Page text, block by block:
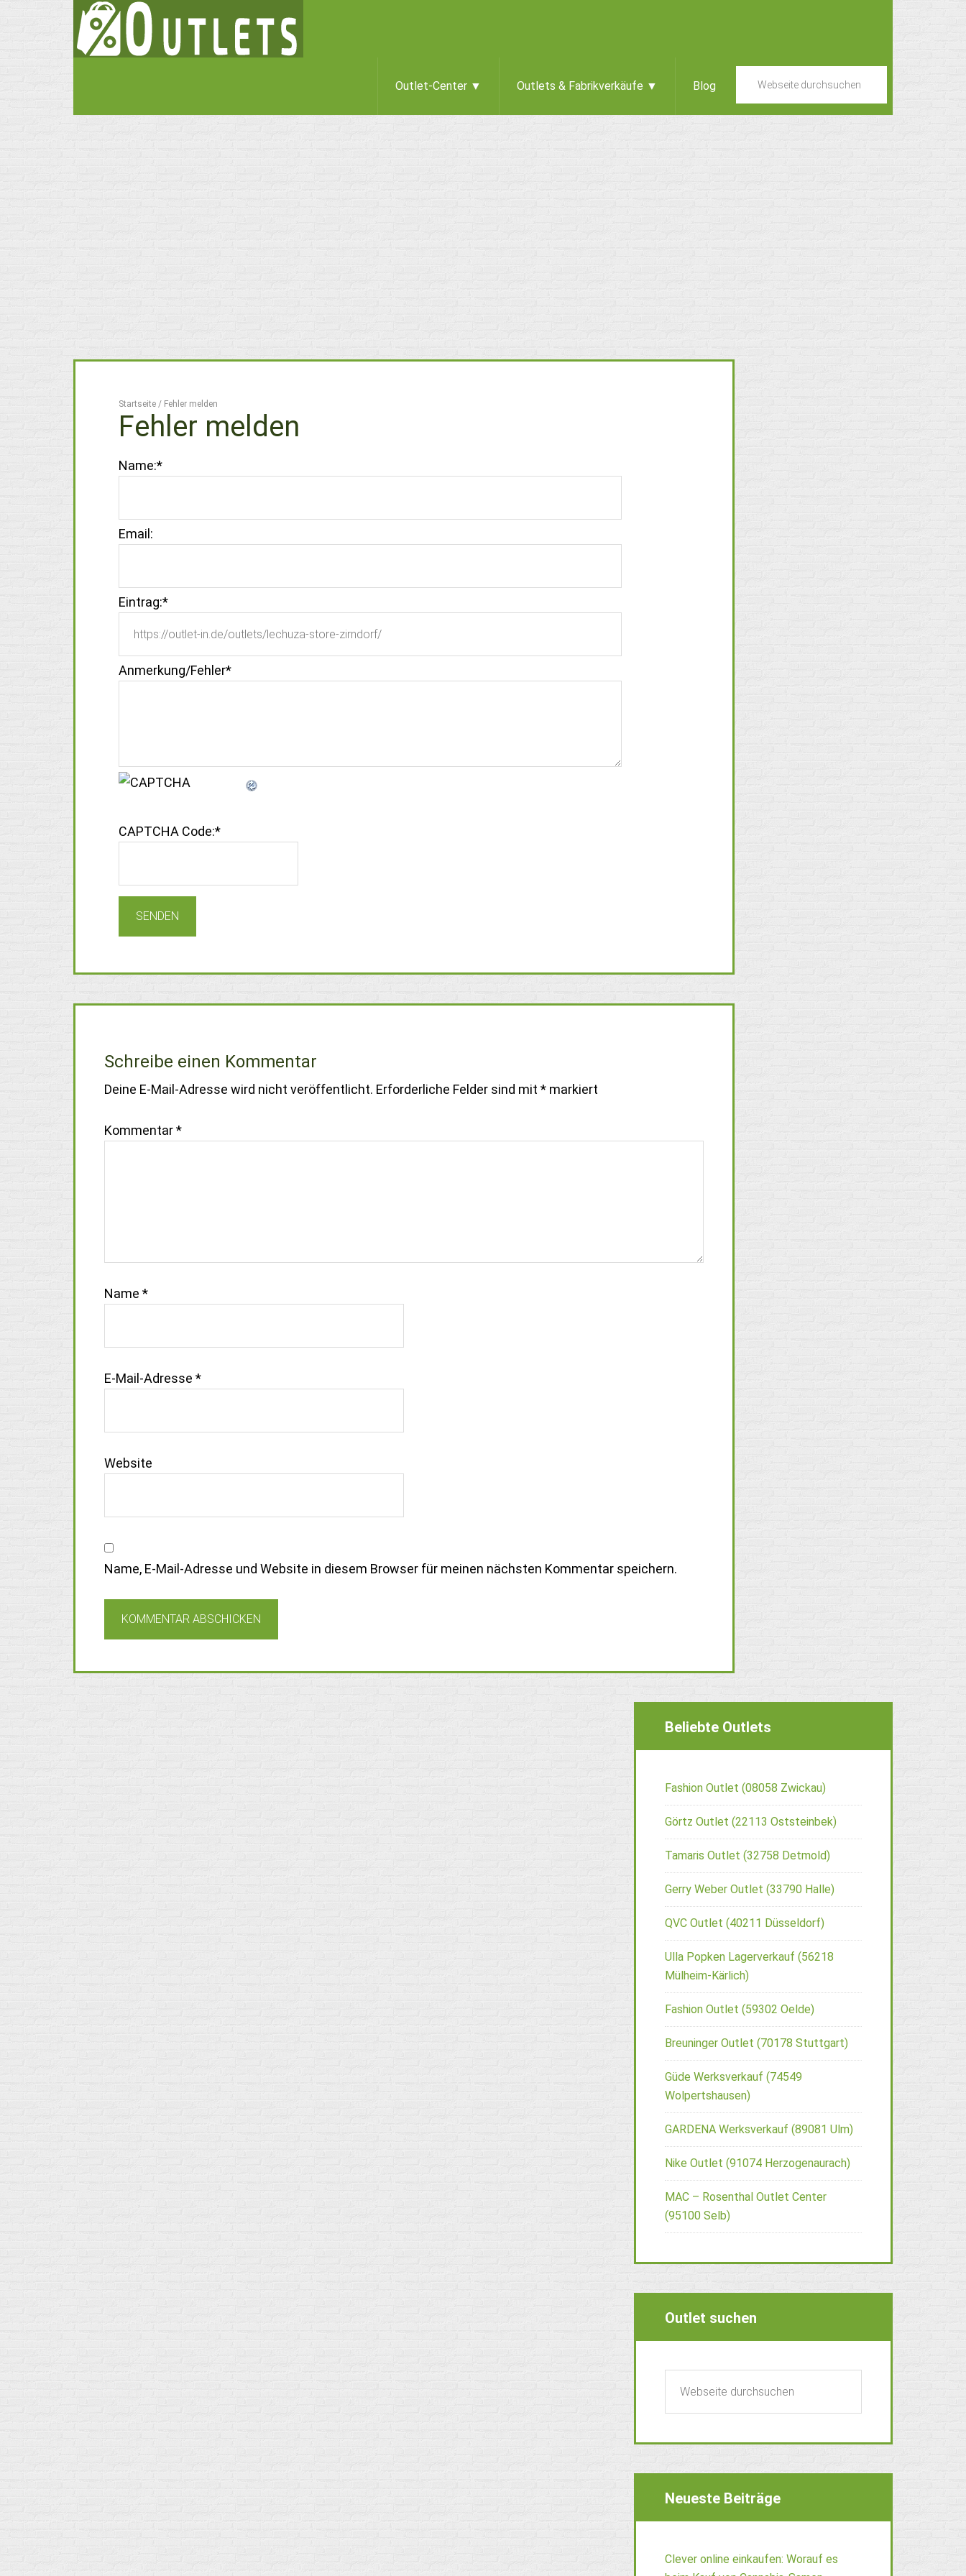
Outlet-Center ▼ Outlets & Fabrikverkäufe ▼ Blog
Startseite / Fehler melden
Fehler melden
Name:*
Email:
Eintrag:*
Anmerkung/Fehler*
CAPTCHA Code:*
Schreibe einen Kommentar
Deine E-Mail-Adresse wird nicht veröffentlicht. Erforderliche Felder sind mit * markiert
Kommentar*
Name *
E-Mail-Adresse *
Website
Name, E-Mail-Adresse und Website in diesem Browser für meinen nächsten Kommentar speichern.
Beliebte Outlets
Fashion Outlet (08058 Zwickau)
Görtz Outlet (22113 Oststeinbek)
Tamaris Outlet (32758 Detmold)
Gerry Weber Outlet (33790 Halle)
QVC Outlet (40211 Düsseldorf)
Ulla Popken Lagerverkauf (56218
Mülheim-Kärlich)
Fashion Outlet (59302 Oelde)
Breuninger Outlet (70178 Stuttgart)
Güde Werksverkauf (74549
Wolpertshausen)
GARDENA Werksverkauf (89081 Ulm)
Nike Outlet (91074 Herzogenaurach)
MAC – Rosenthal Outlet Center
(95100 Selb)
Outlet suchen
Neueste Beiträge
Clever online einkaufen: Worauf es